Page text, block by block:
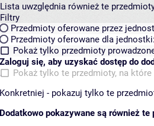
Lista uwzględnia również te
Filtry
Przedmioty oferowane przez
Przedmioty oferowane dla jednostki:
Pokaż tylko przedmioty
Zaloguj się, aby uzyskać dostęp do
Pokaż tylko te przedmioty, na
Konkretniej - pokazuj tylko te
Dodatkowo pokazywane są również